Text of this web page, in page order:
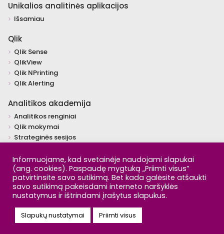
Unikalios analitinės aplikacijos
Išsamiau
Qlik
Qlik Sense
QlikView
Qlik NPrinting
Qlik Alerting
Analitikos akademija
Analitikos renginiai
Qlik mokymai
Strateginės sesijos
Įžvalgos
Video
Šaltiniai
Copyright © 2026 Day Q Analytics. All rights reserved. |
politika
Informuojame, kad svetainėje naudojami slapukai
(ang. cookies). Paspaudę mygtuką „Priimti visus”
patvirtinsite savo sutikimą. Bet kada galėsite atšaukti
savo sutikimą pakeisdami interneto naršyklės
nustatymus ir ištrindami įrašytus slapukus.
Slapukų nustatymai Priimti visus